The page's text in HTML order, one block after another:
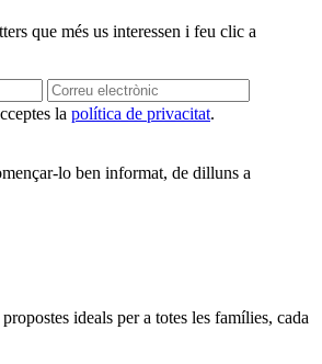
que més us interessen i feu clic a
la política de privacitat.
lo ben informat, de dilluns a
ideals per a totes les famílies, cada